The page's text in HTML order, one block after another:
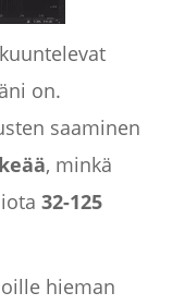
on.
saaminen
, minkä
32-125
hieman